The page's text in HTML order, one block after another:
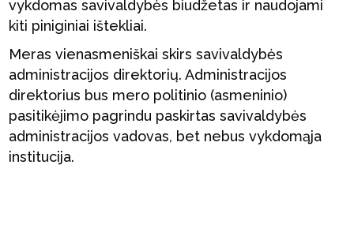
vykdomas savivaldybės biudžetas ir naudojami
kiti piniginiai ištekliai.
Meras vienasmeniškai skirs savivaldybės
administracijos direktorių. Administracijos
direktorius bus mero politinio (asmeninio)
pasitikėjimo pagrindu paskirtas savivaldybės
administracijos vadovas, bet nebus vykdomąja
institucija.